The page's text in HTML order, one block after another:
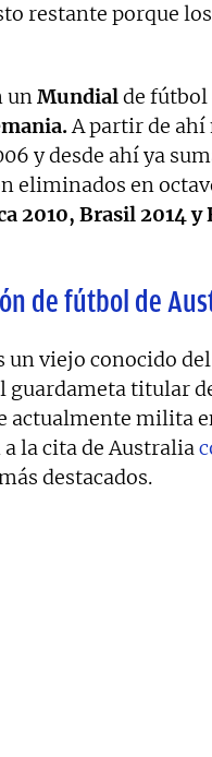
restante porque
unMundialde fútbol
A partir de ahí
y desde ahí ya
eliminados en
2010, Brasil 2014 y
de fútbol de
un viejo conocido
guardameta titular
actualmente milita
la cita de Australia
destacados.